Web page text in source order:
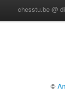
chesstu.be @
©